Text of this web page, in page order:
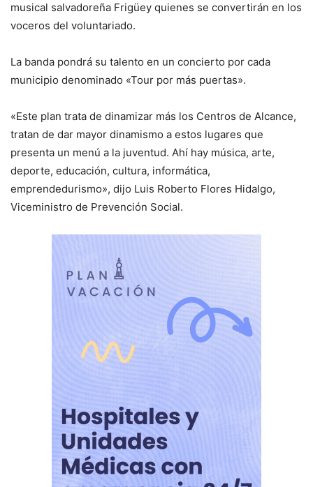
musical salvadoreña Frigüey quienes se convertirán en los
voceros del voluntariado.
La banda pondrá su talento en un concierto por cada
municipio denominado «Tour por más puertas».
«Este plan trata de dinamizar más los Centros de Alcance,
tratan de dar mayor dinamismo a estos lugares que
presenta un menú a la juventud. Ahí hay música, arte,
deporte, educación, cultura, informática,
emprendedurismo», dijo Luis Roberto Flores Hidalgo,
Viceministro de Prevención Social.